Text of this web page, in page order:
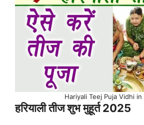
Hariyali Teej Puja Vidhi in
हरियाली तीज शुभ मुहूर्त 2025